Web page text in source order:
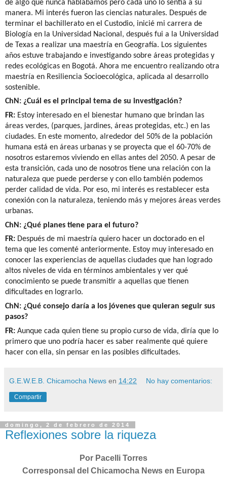
de algo que nunca hablábamos pero cada uno lo sentía a su
manera. Mi interés fueron las ciencias naturales. Después de
terminar el bachillerato en el Custodio, inicié mi carrera de
Biología en la Universidad Nacional, después fui a la Universidad
de Texas a realizar una maestría en Geografía. Los siguientes
años estuve trabajando e investigando sobre áreas protegidas y
redes ecológicas en Bogotá. Ahora me encuentro realizando otra
maestría en Resiliencia Socioecológica, aplicada al desarrollo
sostenible.
ChN: ¿Cuál es el principal tema de su investigación?
FR: Estoy interesado en el bienestar humano que brindan las
áreas verdes, (parques, jardines, áreas protegidas, etc.) en las
ciudades. En este momento, alrededor del 50% de la población
humana está en áreas urbanas y se proyecta que el 60-70% de
nosotros estaremos viviendo en ellas antes del 2050. A pesar de
esta transición, cada uno de nosotros tiene una relación con la
naturaleza que puede perderse y con ello también podemos
perder calidad de vida. Por eso, mi interés es restablecer esta
conexión con la naturaleza, teniendo más y mejores áreas verdes
urbanas.
ChN: ¿Qué planes tiene para el futuro?
FR: Después de mi maestría quiero hacer un doctorado en el
tema que les comenté anteriormente. Estoy muy interesado en
conocer las experiencias de aquellas ciudades que han logrado
altos niveles de vida en términos ambientales y ver qué
conocimiento se puede transmitir a aquellas que tienen
dificultades en lograrlo.
ChN: ¿Qué consejo daría a los jóvenes que quieran seguir sus
pasos?
FR: Aunque cada quien tiene su propio curso de vida, diría que lo
primero que uno podría hacer es saber realmente qué quiere
hacer con ella, sin pensar en las posibles dificultades.
G.E.W.E.B. Chicamocha News en 14:22 No hay comentarios:
Compartir
domingo, 2 de febrero de 2014
Reflexiones sobre la riqueza
Por Pacelli Torres
Corresponsal del Chicamocha News en Europa